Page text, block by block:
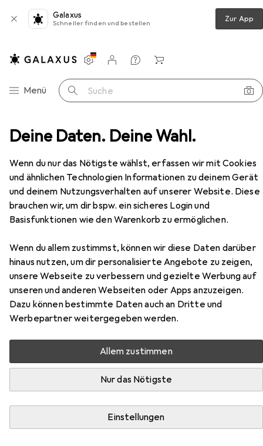
Deine Daten. Deine Wahl.
Wenn du nur das Nötigste wählst, erfassen wir mit Cookies
und ähnlichen Technologien Informationen zu deinem Gerät
und deinem Nutzungsverhalten auf unserer Website. Diese
brauchen wir, um dir bspw. ein sicheres Login und
Basisfunktionen wie den Warenkorb zu ermöglichen.
Wenn du allem zustimmst, können wir diese Daten darüber
hinaus nutzen, um dir personalisierte Angebote zu zeigen,
unsere Webseite zu verbessern und gezielte Werbung auf
unseren und anderen Webseiten oder Apps anzuzeigen.
Dazu können bestimmte Daten auch an Dritte und
Werbepartner weitergegeben werden.
Allem zustimmen
Nur das Nötigste
Einstellungen
Galaxus
Schneller finden und bestellen Zur App
Navigation nach Kategorien
Menü Suche
Einstellungen
Kundenkonto
Vergleichslisten
Merklisten
Warenkorb
Garderobe + Kleiderstange Topeshop Biel
EUR
174,26
TopeshopBiel
Zubehör für Topeshop Biel
Hier findest du passendes Zubehör zum Produkt
Topeshop Biel aus der Kategorie Fussmatte.
Relevanz
DecoBellaSchuhabtropfschale